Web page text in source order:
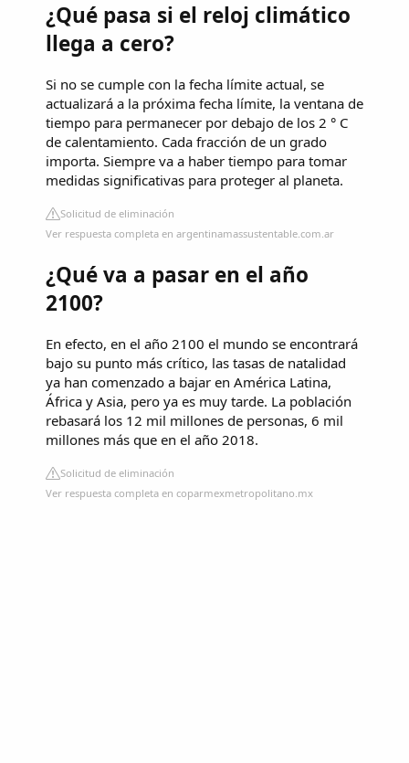
¿Qué pasa si el reloj climático
llega a cero?
Si no se cumple con la fecha límite actual, se
actualizará a la próxima fecha límite, la ventana de
tiempo para permanecer por debajo de los 2 ° C
de calentamiento. Cada fracción de un grado
importa. Siempre va a haber tiempo para tomar
medidas significativas para proteger al planeta.
Solicitud de eliminación
Ver respuesta completa en argentinamassustentable.com.ar
¿Qué va a pasar en el año
2100?
En efecto, en el año 2100 el mundo se encontrará
bajo su punto más crítico, las tasas de natalidad
ya han comenzado a bajar en América Latina,
África y Asia, pero ya es muy tarde. La población
rebasará los 12 mil millones de personas, 6 mil
millones más que en el año 2018.
Solicitud de eliminación
Ver respuesta completa en coparmexmetropolitano.mx